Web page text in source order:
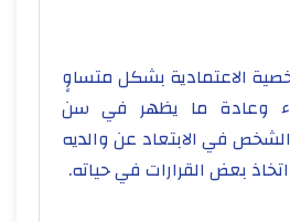
الاعتمادية بشكل متساوٍ
وعادة ما يظهر في سن
في الابتعاد عن والديه
بعض القرارات في حياته.